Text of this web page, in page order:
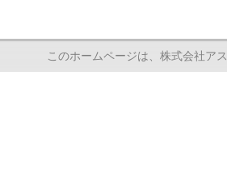
このホームページは、株式会社ア